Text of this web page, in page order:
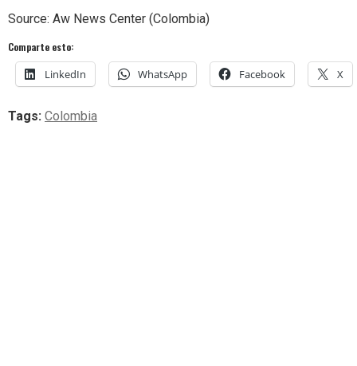
Source: Aw News Center (Colombia)
Comparte esto:
LinkedIn WhatsApp Facebook X
Tags: Colombia